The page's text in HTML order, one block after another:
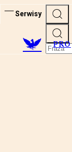
Serwisy
PRO